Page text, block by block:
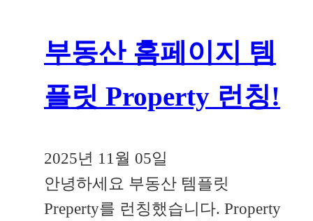
부동산 홈페이지 템
플릿 Property 런칭!
2025년 11월 05일
안녕하세요 부동산 템플릿
Preperty를 런칭했습니다. Property